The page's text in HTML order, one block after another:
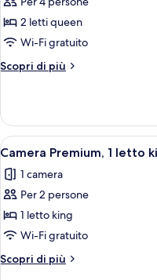
foto
per
Camera
Premium,
2
queen,
vista
baia
2 letti queen
Wi-Fi gratuito
Scopri di più
Altri
Premium,
letti
vista
baia
Apri
tutte
le
foto
per
Camera
Premium,
1
7
Camera Premium, 1 letto
1 camera
Per 2 persone
1 letto king
Wi-Fi gratuito
Scopri di più
Altri